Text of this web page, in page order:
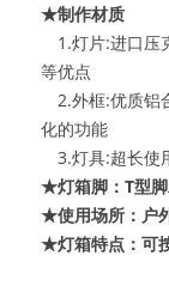
★制作材质
1.灯片:进口压
等优点
2.外框:优质铝
化的功能
3.灯具:超长使
★灯箱脚：T型
★使用场所：户
★灯箱特点：可